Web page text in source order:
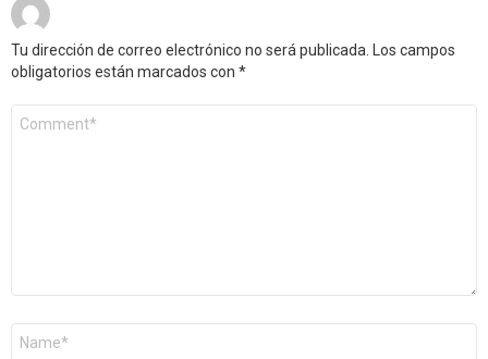
Tu dirección de correo electrónico no será publicada.
Los campos
obligatorios están marcados con *